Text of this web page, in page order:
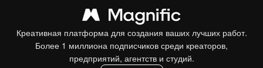
Креативная платформа для создания ваших лучших работ.
Более 1 миллиона подписчиков среди креаторов,
предприятий, агентств и студий.